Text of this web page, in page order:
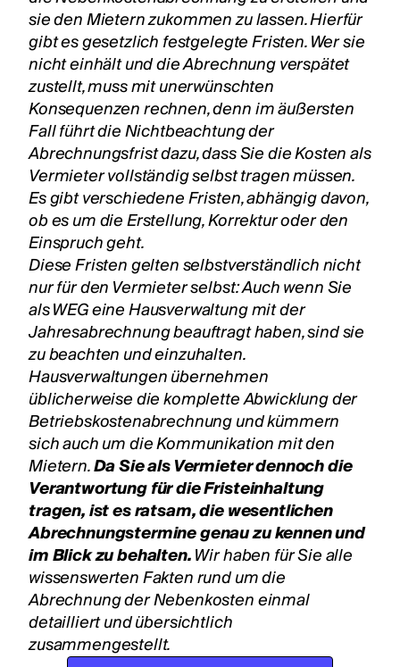
sie den Mietern zukommen zu lassen. Hierfür
gibt es gesetzlich festgelegte Fristen. Wer sie
nicht einhält und die Abrechnung verspätet
zustellt, muss mit unerwünschten
Konsequenzen rechnen, denn im äußersten
Fall führt die Nichtbeachtung der
Abrechnungsfrist dazu, dass Sie die Kosten als
Vermieter vollständig selbst tragen müssen.
Es gibt verschiedene Fristen, abhängig davon,
ob es um die Erstellung, Korrektur oder den
Einspruch geht.
Diese Fristen gelten selbstverständlich nicht
nur für den Vermieter selbst: Auch wenn Sie
als WEG eine Hausverwaltung mit der
Jahresabrechnungbeauftragt haben, sind sie
zu beachten und einzuhalten.
Hausverwaltungen übernehmen
üblicherweise die komplette Abwicklung der
Betriebskostenabrechnung und kümmern
sich auch um die Kommunikation mit den
Mietern.Da Sie als Vermieter dennoch die
Verantwortung für die Fristeinhaltung
tragen, ist es ratsam, die wesentlichen
Abrechnungstermine genau zu kennen und
im Blick zu behalten.Wir haben für Sie alle
wissenswerten Fakten rund um die
Abrechnung der Nebenkosten einmal
detailliert und übersichtlich
zusammengestellt.